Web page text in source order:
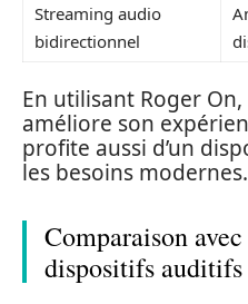
Streaming audio
bidirectionnel
En utilisant Roger
améliore son
profite aussi d’un
les besoins modernes.
Comparaison
dispositifs auditifs